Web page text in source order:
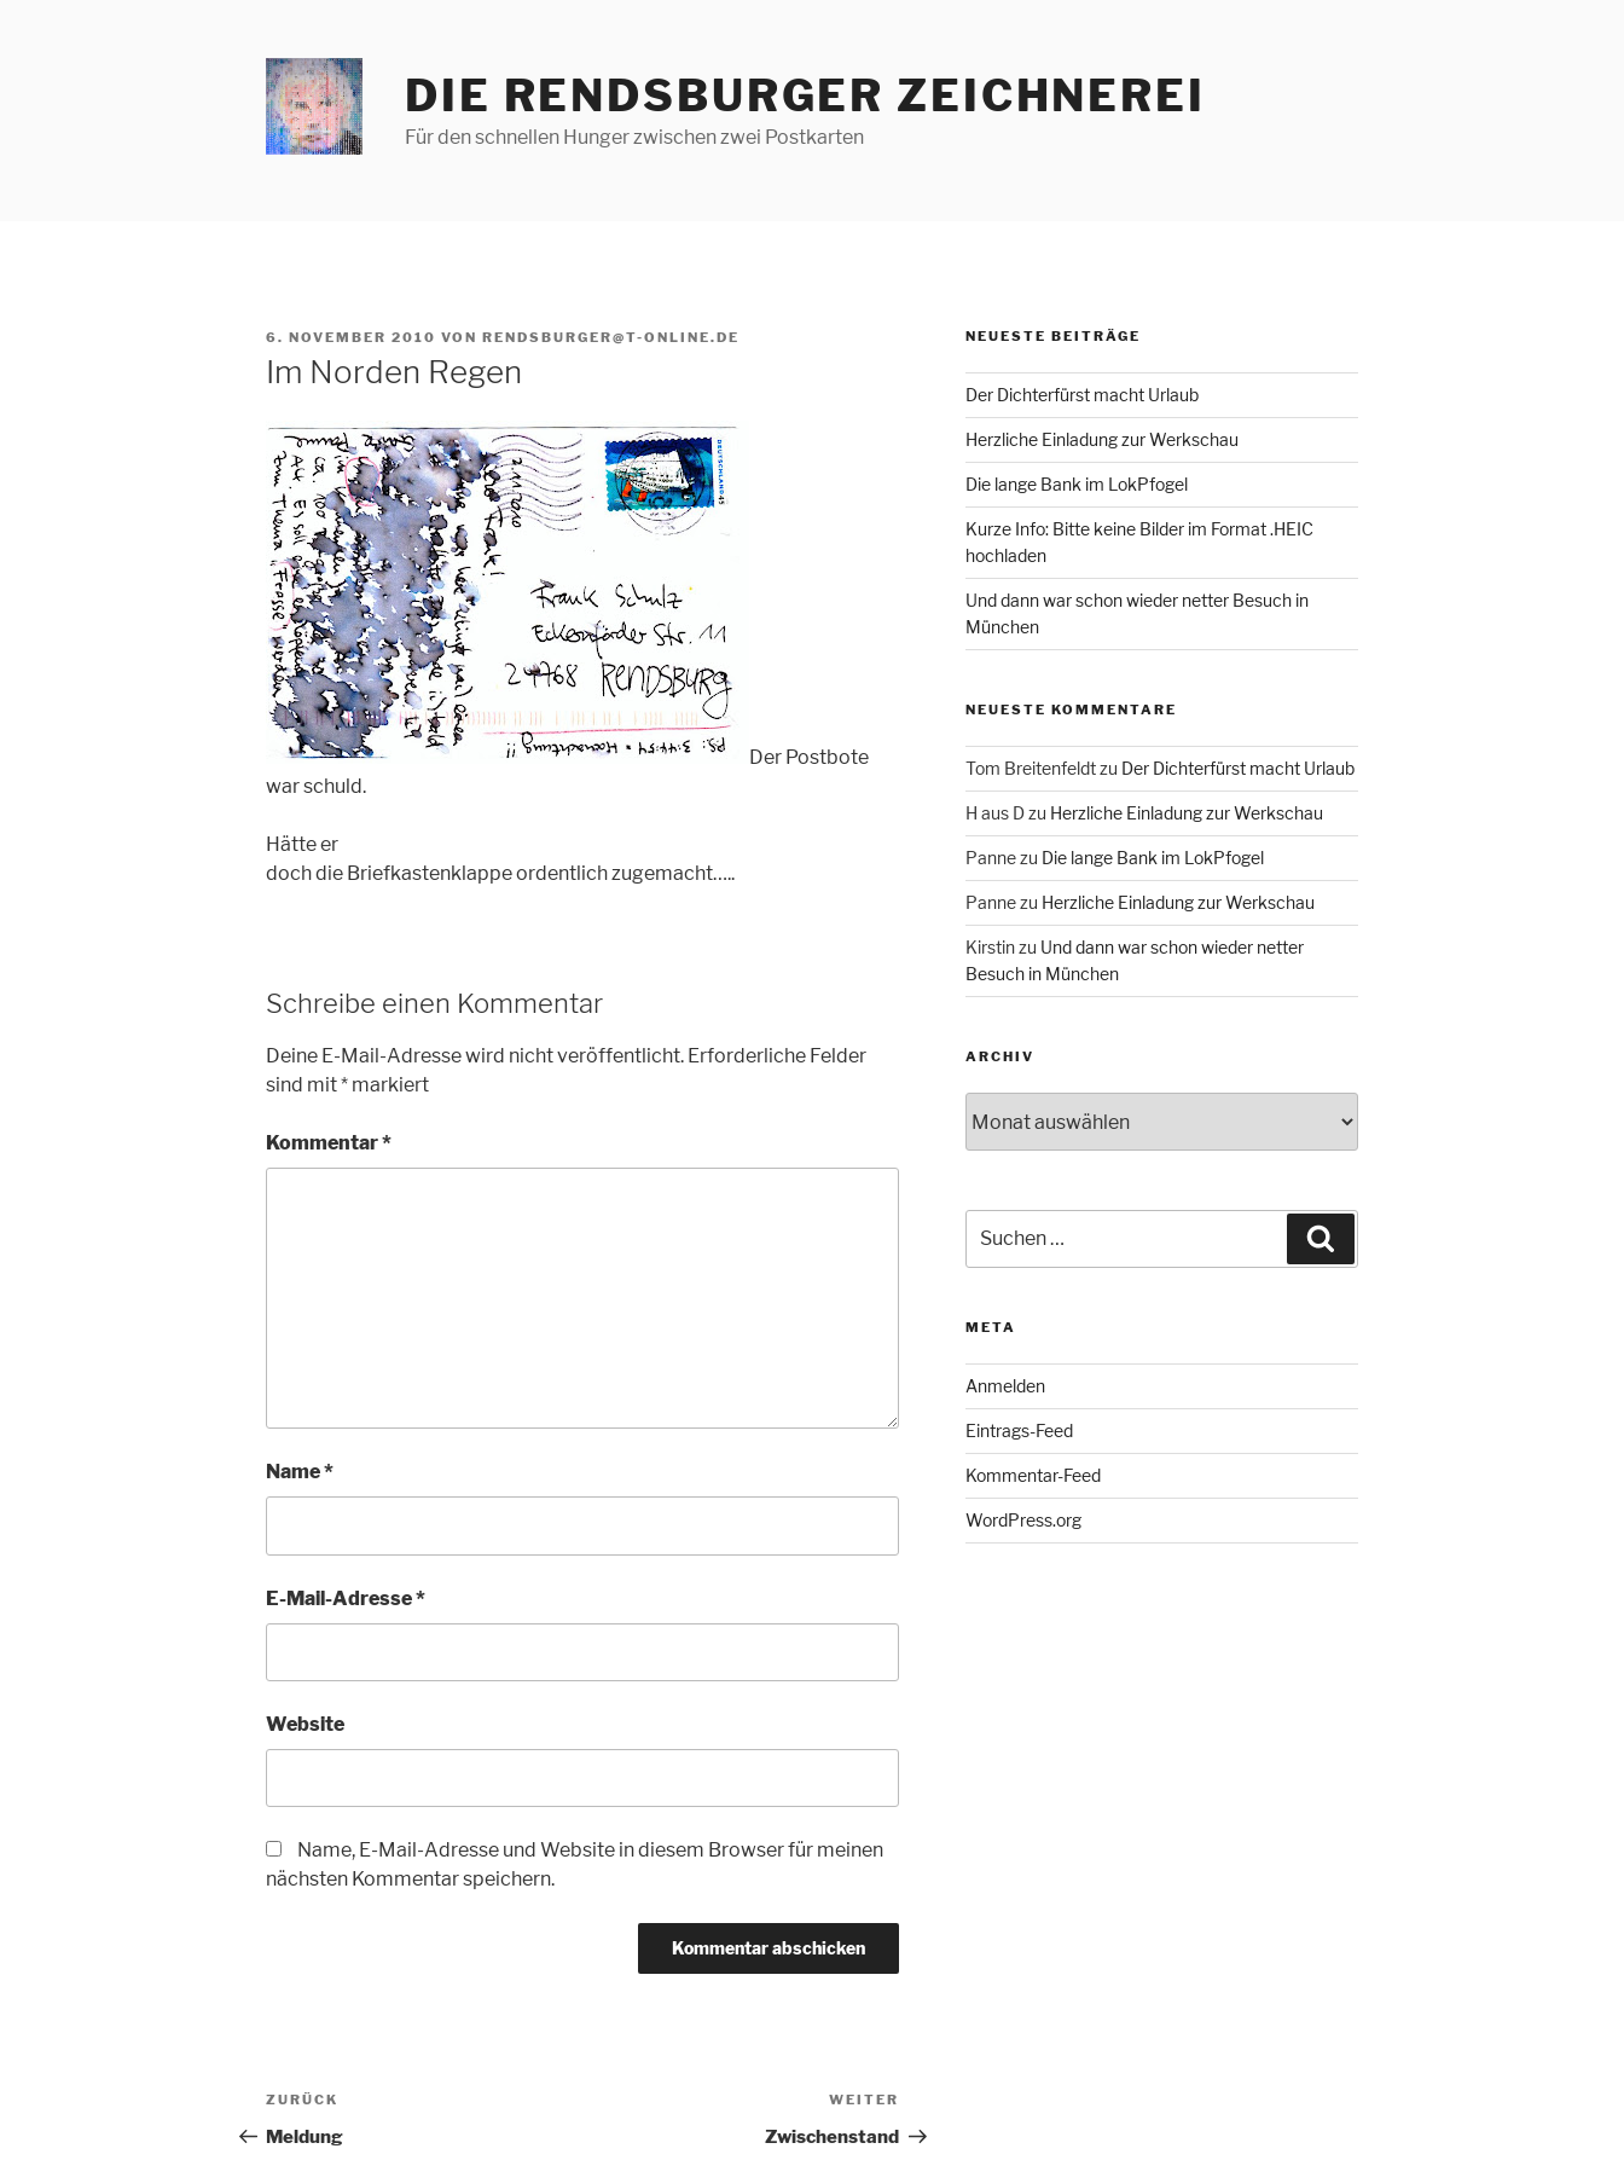
DIE RENDSBURGER ZEICHNEREI
Für den schnellen Hunger zwischen zwei Postkarten
VERÖFFENTLICHT
6. NOVEMBER 2010 VON RENDSBURGER@T-ONLINE.DE
Im Norden Regen
Der Postbote
war schuld.
Hätte er
doch die Briefkastenklappe ordentlich zugemacht…..
Schreibe einen Kommentar
Deine E-Mail-Adresse wird nicht veröffentlicht. Erforderliche Felder
sind mit* markiert
Kommentar*
Name*
E-Mail-Adresse*
Website
Name, E-Mail-Adresse und Website in diesem Browser für meinen
nächsten Kommentar speichern.
Beitragsnavigation
Vorheriger
Beitrag
ZURÜCK
Meldung
Beitrag
WEITER
Zwischenstand
NEUESTE BEITRÄGE
Der Dichterfürst macht Urlaub
Herzliche Einladung zur Werkschau
Die lange Bank im LokPfogel
Kurze Info: Bitte keine Bilder im Format .HEIC
hochladen
Und dann war schon wieder netter Besuch in
München
NEUESTE KOMMENTARE
Tom Breitenfeldtzu Der Dichterfürst macht Urlaub
H aus Dzu Herzliche Einladung zur Werkschau
Pannezu Die lange Bank im LokPfogel
Pannezu Herzliche Einladung zur Werkschau
Kirstinzu Und dann war schon wieder netter
Besuch in München
ARCHIV
nach:
META
Anmelden
Eintrags-Feed
Kommentar-Feed
WordPress.org